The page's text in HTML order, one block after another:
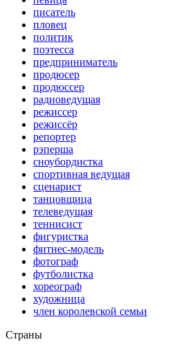
писатель
пловец
политик
поэтесса
предприниматель
продюсер
продюссер
радиоведущая
режиссер
режиссёр
репортер
рэперша
сноубордистка
спортивная ведущая
сценарист
танцовщица
телеведущая
теннисист
фигуристка
фитнес-модель
фотограф
футболистка
хореограф
художница
член королевской семьи
Страны